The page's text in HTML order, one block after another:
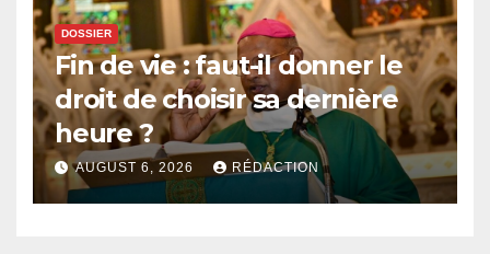
DOSSIER
Fin de vie : faut-il donner le
droit de choisir sa dernière
heure ?
AUGUST 6, 2026 RÉDACTION